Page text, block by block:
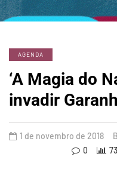
AGENDA
‘A Magia do
invadir
1 de novembro de 2018
0